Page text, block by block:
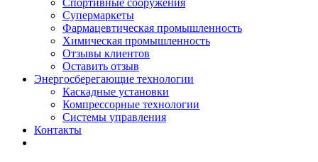
Спортивные сооружения
Супермаркеты
Фармацевтическая промышленность
Химическая промышленность
Отзывы клиентов
Оставить отзыв
Энергосберегающие технологии
Каскадные установки
Компрессорные технологии
Системы управления
Контакты